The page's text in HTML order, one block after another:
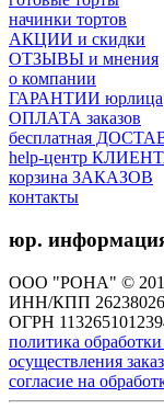
начинки тортов
АКЦИИ и скидки
ОТЗЫВЫ и мнения
о компании
ГАРАНТИИ юрлица
ОПЛАТА заказов
бесплатная
help-центр
корзина ЗАКАЗОВ
контакты
юр.
ООО "РОНА" ©
ИНН/КПП
ОГРН
политика
осуществления
согласие на